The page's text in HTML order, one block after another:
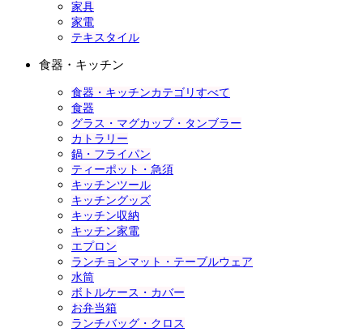
家具
家電
テキスタイル
食器・キッチン
食器・キッチンカテゴリすべて
食器
グラス・マグカップ・タンブラー
カトラリー
鍋・フライパン
ティーポット・急須
キッチンツール
キッチングッズ
キッチン収納
キッチン家電
エプロン
ランチョンマット・テーブルウェア
水筒
ボトルケース・カバー
お弁当箱
ランチバッグ・クロス